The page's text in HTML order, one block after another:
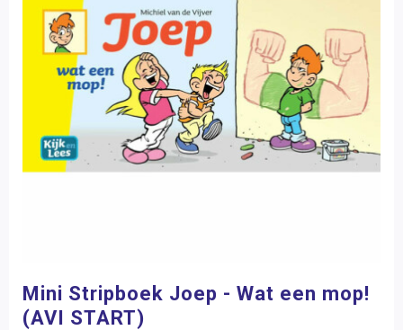
Mens & Maatschappij
Bewegend leren
Kunstzinnige vorming
Mini Stripboek Joep - Wat een mop!
(AVI START)